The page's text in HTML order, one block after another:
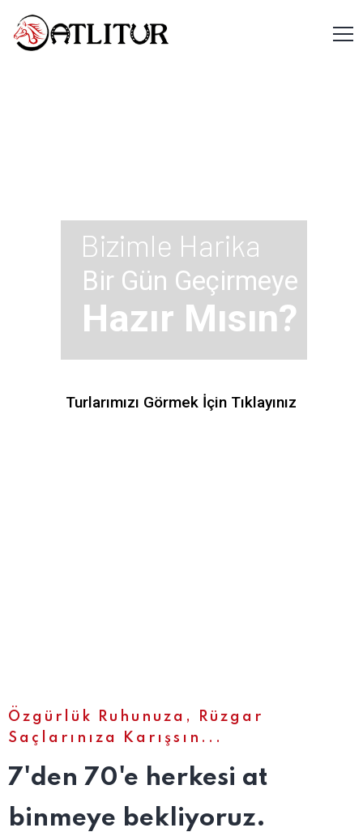
Hazır Mısın?
Bizimle Harika
Bir Gün Geçirmeye
Turlarımızı Görmek İçin Tıklayınız
Özgürlük Ruhunuza, Rüzgar
Saçlarınıza Karışsın...
7'den 70'e herkesi at
binmeye bekliyoruz.